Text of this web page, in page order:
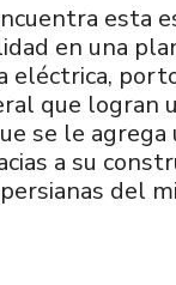
esta
en una
que logran
se le
a su
del